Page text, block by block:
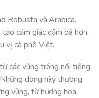
Robusta và Arabica.
cảm giác đậm đà hơn.
vị cà phê Việt.
các vùng trồng nổi tiếng
dòng này thường
vùng, từ hương hoa,